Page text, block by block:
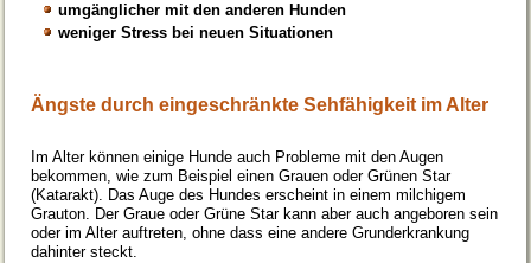
umgänglicher mit den anderen Hunden
weniger Stress bei neuen Situationen
Ängste durch eingeschränkte Sehfähigkeit im Alter
Im Alter können einige Hunde auch Probleme mit den Augen
bekommen, wie zum Beispiel einen Grauen oder Grünen Star
(Katarakt). Das Auge des Hundes erscheint in einem milchigem
Grauton. Der Graue oder Grüne Star kann aber auch angeboren sein
oder im Alter auftreten, ohne dass eine andere Grunderkrankung
dahinter steckt.